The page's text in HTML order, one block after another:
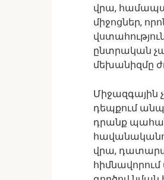
վրա,
միջոցներ,
ընտրական
մեխանիզմը
Միջազգային
դեպքում
դրանք
վրա,
հիմնավորում